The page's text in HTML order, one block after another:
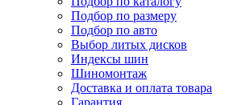
Подбор по размеру
Подбор по авто
Выбор литых дисков
Индексы шин
Шиномонтаж
Доставка и оплата товара
Гарантия